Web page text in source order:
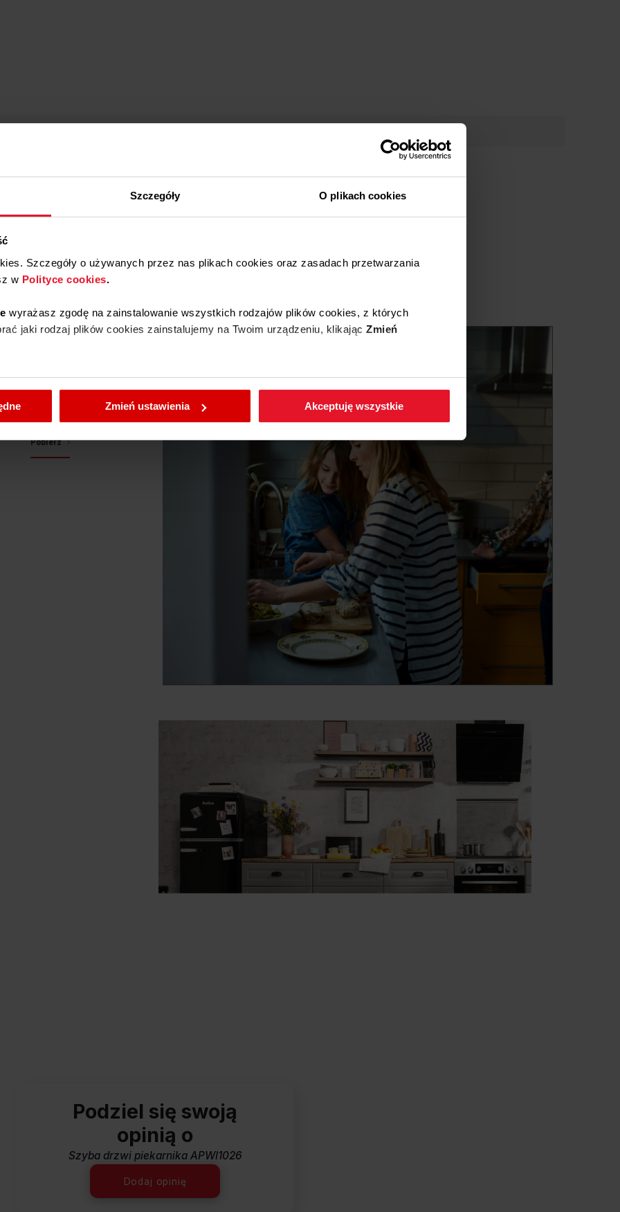
Szczegóły O plikach cookies
Szczegóły o używanych przez nas plikach cookies oraz zasadach przetwarzania
w Polityce cookies.
wyrażasz zgodę na zainstalowanie wszystkich rodzajów plików cookies, z których
jaki rodzaj plików cookies zainstalujemy na Twoim urządzeniu, klikając Zmień
wybrane przez Ciebie ustawienia plików cookies wchodząc w zakładkęPolityka
Zmień ustawienia Akceptuję wszystkie
Pobierz
Podziel się swoją
opinią o
Szyba drzwi piekarnika APWI1026
Dodaj opinię